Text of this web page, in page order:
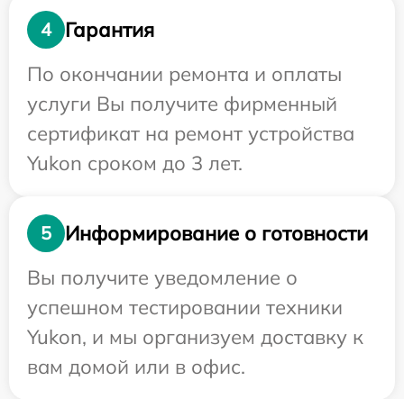
4
Гарантия
По окончании ремонта и оплаты
услуги Вы получите фирменный
сертификат на ремонт устройства
Yukon сроком до 3 лет.
5
Информирование о готовности
Вы получите уведомление о
успешном тестировании техники
Yukon, и мы организуем доставку к
вам домой или в офис.